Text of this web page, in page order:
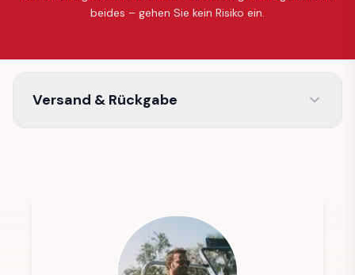
beides – gehen Sie kein Risiko ein.
Versand & Rückgabe